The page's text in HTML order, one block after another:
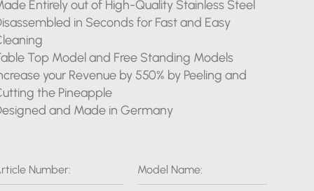
Entirely out of High-Quality Stainless Steel
in Seconds for Fast and Easy
Top Model and Free Standing Models
your Revenue by 550% by Peeling and
the Pineapple
and Made in Germany
Number: Model Name: